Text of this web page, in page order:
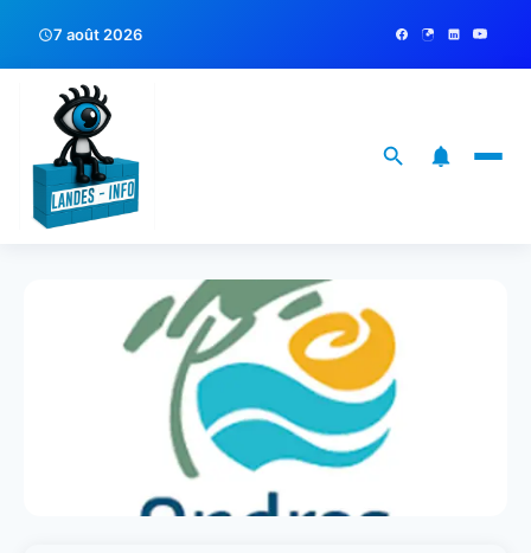
7 août 2026